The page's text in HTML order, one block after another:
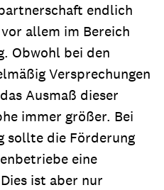
endlich
allem im Bereich
Obwohl bei den
Versprechungen
Ausmaß dieser
immer größer. Bei
sollte die Förderung
eine
ist aber nur